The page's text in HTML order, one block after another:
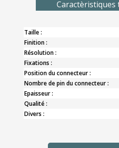
Caractèristiques
Taille :
Finition :
Résolution :
Fixations :
Position du connecteur :
Nombre de pin du connecteur :
Epaisseur :
Qualité :
Divers :